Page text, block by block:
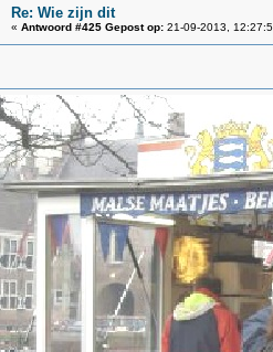
Re: Wie zijn dit
« Antwoord #425 Gepost op: 21-09-2013,